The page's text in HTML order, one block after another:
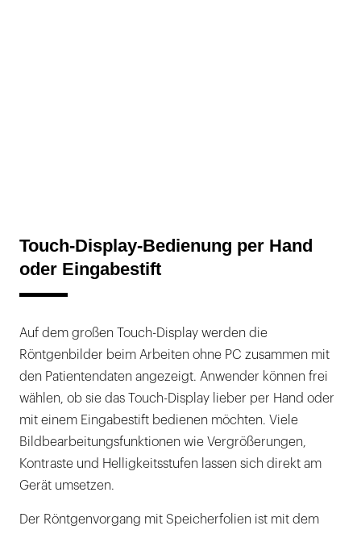
Touch-Display-Bedienung per Hand
oder Eingabestift
Auf dem großen Touch-Display werden die
Röntgenbilder beim Arbeiten ohne PC zusammen mit
den Patientendaten angezeigt. Anwender können frei
wählen, ob sie das Touch-Display lieber per Hand oder
mit einem Eingabestift bedienen möchten. Viele
Bildbearbeitungsfunktionen wie Vergrößerungen,
Kontraste und Helligkeitsstufen lassen sich direkt am
Gerät umsetzen.
Der Röntgenvorgang mit Speicherfolien ist mit dem